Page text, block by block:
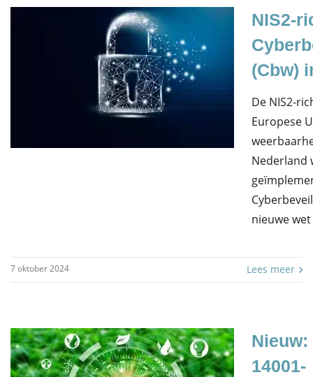
NIS2-
(Cbw)
De NIS2-
Europese
Nederland
nieuwe
7 oktober 2024 Lees meer
Nieuw:
14001-